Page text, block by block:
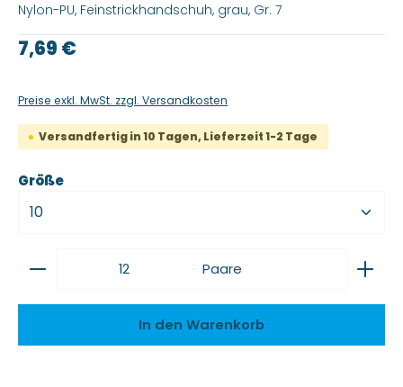
Nylon-PU, Feinstrickhandschuh, grau, Gr. 7
Regulärer Preis:
7,69 €
Preise exkl. MwSt. zzgl. Versandkosten
Versandfertig in 10 Tagen, Lieferzeit 1-2 Tage
Größeauswählen
Produkt Anzahl: Gib den gewünschten Wert
Paare
In den Warenkorb